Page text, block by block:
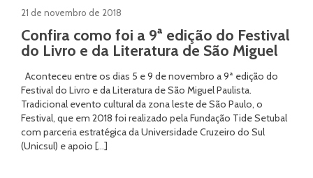
21 de novembro de 2018
Confira como foi a 9ª edição do Festival
do Livro e da Literatura de São Miguel
Aconteceu entre os dias 5 e 9 de novembro a 9ª edição do
Festival do Livro e da Literatura de São Miguel Paulista.
Tradicional evento cultural da zona leste de São Paulo, o
Festival, que em 2018 foi realizado pela Fundação Tide Setubal
com parceria estratégica da Universidade Cruzeiro do Sul
(Unicsul) e apoio […]